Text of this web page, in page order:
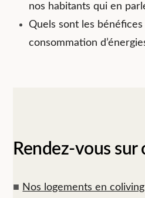
nos habitants qui en
Quels sont les
consommation
Rendez-vous sur
■ Nos logements en